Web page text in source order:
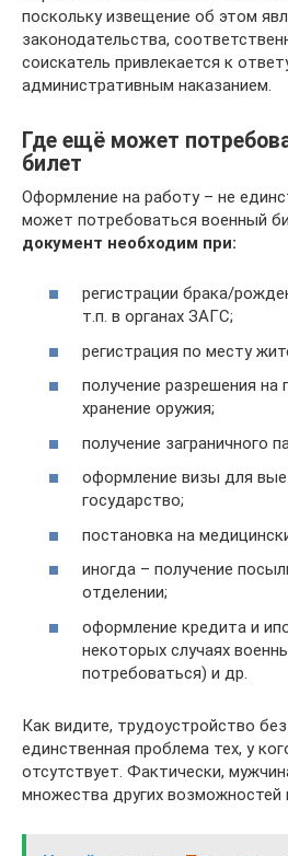
поскольку извещение об этом
законодательства,
соискатель привлекается к
административным наказанием.
Где ещё может
билет
Оформление на работу – не
может потребоваться военный
документ необходим при:
регистрации брака/
т.п. в органах ЗАГС;
регистрация по месту
получение разрешения на
хранение оружия;
получение заграничного
оформление визы для
государство;
постановка на
иногда – получение
отделении;
оформление кредита и
некоторых случаях
потребоваться) и др.
Как видите, трудоустройство
единственная проблема тех, у
отсутствует. Фактически,
множества других возможностей